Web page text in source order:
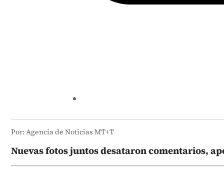
Por: Agencia de Noticias MT+T
Nuevas fotos juntos desataron comentarios,